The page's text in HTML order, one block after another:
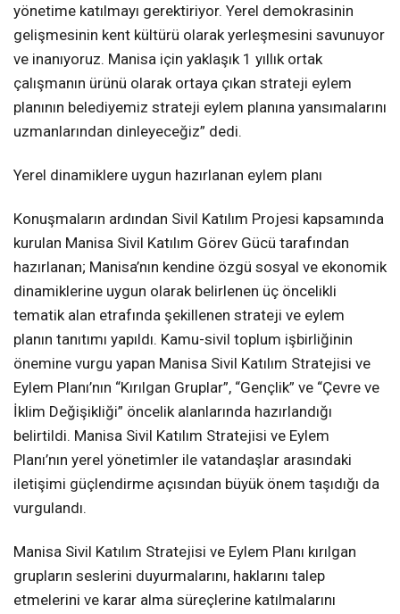
yönetime katılmayı gerektiriyor. Yerel demokrasinin
gelişmesinin kent kültürü olarak yerleşmesini savunuyor
ve inanıyoruz. Manisa için yaklaşık 1 yıllık ortak
çalışmanın ürünü olarak ortaya çıkan strateji eylem
planının belediyemiz strateji eylem planına yansımalarını
uzmanlarından dinleyeceğiz” dedi.
Yerel dinamiklere uygun hazırlanan eylem planı
Konuşmaların ardından Sivil Katılım Projesi kapsamında
kurulan Manisa Sivil Katılım Görev Gücü tarafından
hazırlanan; Manisa’nın kendine özgü sosyal ve ekonomik
dinamiklerine uygun olarak belirlenen üç öncelikli
tematik alan etrafında şekillenen strateji ve eylem
planın tanıtımı yapıldı. Kamu-sivil toplum işbirliğinin
önemine vurgu yapan Manisa Sivil Katılım Stratejisi ve
Eylem Planı’nın “Kırılgan Gruplar”, “Gençlik” ve “Çevre ve
İklim Değişikliği” öncelik alanlarında hazırlandığı
belirtildi. Manisa Sivil Katılım Stratejisi ve Eylem
Planı’nın yerel yönetimler ile vatandaşlar arasındaki
iletişimi güçlendirme açısından büyük önem taşıdığı da
vurgulandı.
Manisa Sivil Katılım Stratejisi ve Eylem Planı kırılgan
grupların seslerini duyurmalarını, haklarını talep
etmelerini ve karar alma süreçlerine katılmalarını